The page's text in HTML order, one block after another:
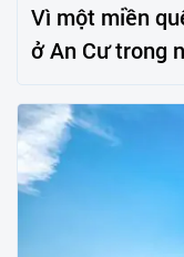
Vì một miền
ở An Cư trong